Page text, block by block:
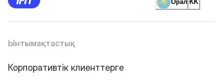
Орал KK
Ынтымақтастық
Корпоративтік клиенттерге